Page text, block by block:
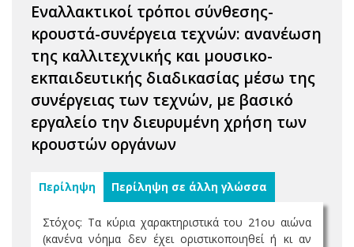
Εναλλακτικοί τρόποι σύνθεσης-
κρουστά-συνέργεια τεχνών: ανανέωση
της καλλιτεχνικής και μουσικο-
εκπαιδευτικής διαδικασίας μέσω της
συνέργειας των τεχνών, με βασικό
εργαλείο την διευρυμένη χρήση των
κρουστών οργάνων
Περίληψη Περίληψη σε άλλη γλώσσα
Στόχος: Τα κύρια χαρακτηριστικά του 21ου αιώνα
(κανένα νόημα δεν έχει οριστικοποιηθεί ή κι αν